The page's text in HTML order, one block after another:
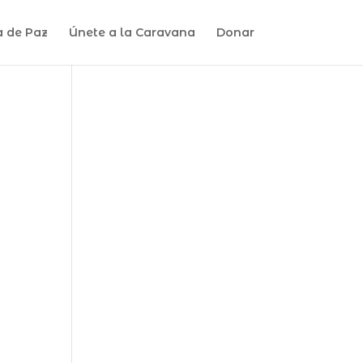
de Paz Únete a la Caravana Donar